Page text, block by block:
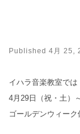
Published 4月 25,
イハラ音楽教室では
4月29日（祝・土）
ゴールデンウィーク